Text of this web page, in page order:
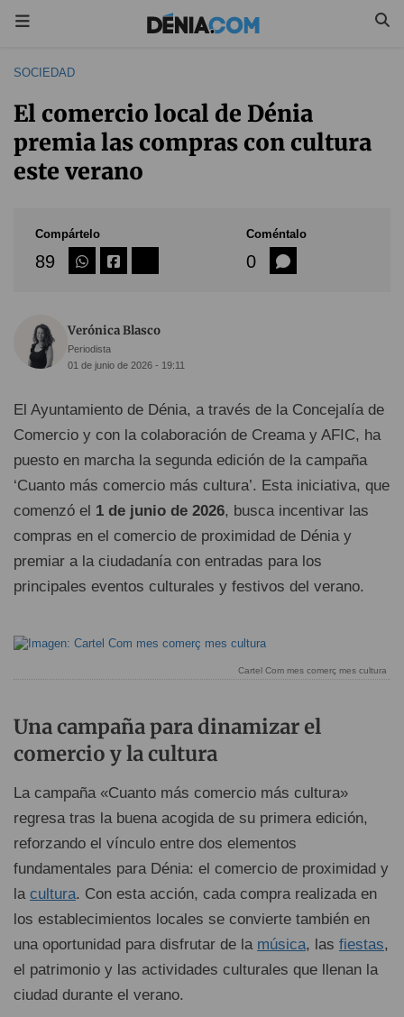
SOCIEDAD
El comercio local de Dénia
premia las compras con cultura
este verano
Compártelo
89
Coméntalo
0
Verónica Blasco
Periodista
01 de junio de 2026 - 19:11
El Ayuntamiento de Dénia, a través de la Concejalía de
Comercio y con la colaboración de Creama y AFIC, ha
puesto en marcha la segunda edición de la campaña
‘Cuanto más comercio más cultura’. Esta iniciativa, que
comenzó el 1 de junio de 2026, busca incentivar las
compras en el comercio de proximidad de Dénia y
premiar a la ciudadanía con entradas para los
principales eventos culturales y festivos del verano.
Cartel Com mes comerç mes cultura
Una campaña para dinamizar el
comercio y la cultura
La campaña «Cuanto más comercio más cultura»
regresa tras la buena acogida de su primera edición,
reforzando el vínculo entre dos elementos
fundamentales para Dénia: el comercio de proximidad y
la cultura. Con esta acción, cada compra realizada en
los establecimientos locales se convierte también en
una oportunidad para disfrutar de la música, las fiestas,
el patrimonio y las actividades culturales que llenan la
ciudad durante el verano.